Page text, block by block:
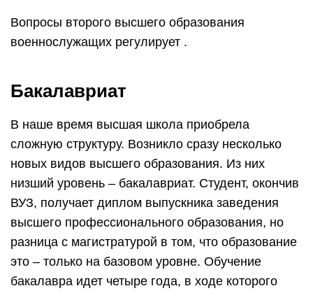
Вопросы второго высшего образования
военнослужащих регулирует .
Бакалавриат
В наше время высшая школа приобрела
сложную структуру. Возникло сразу несколько
новых видов высшего образования. Из них
низший уровень – бакалавриат. Студент, окончив
ВУЗ, получает диплом выпускника заведения
высшего профессионального образования, но
разница с магистратурой в том, что образование
это – только на базовом уровне. Обучение
бакалавра идет четыре года, в ходе которого